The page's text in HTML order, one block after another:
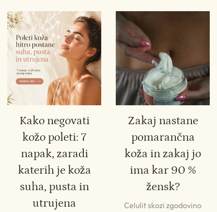
Kako negovati
kožo poleti: 7
napak, zaradi
katerih je koža
suha, pusta in
utrujena
Zakaj nastane
pomarančna
koža in zakaj jo
ima kar 90 %
žensk?
Celulit skozi zgodovino